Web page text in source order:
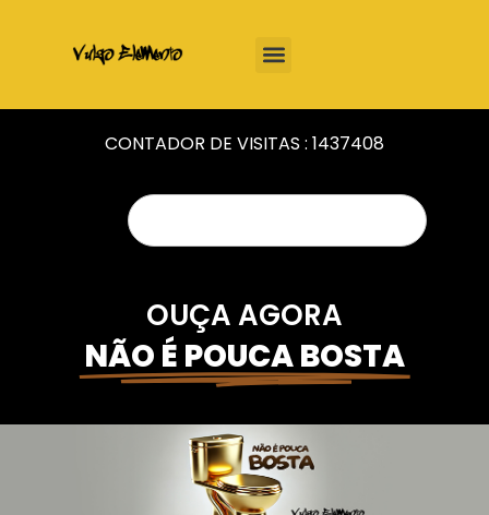
CONTADOR DE VISITAS : 1437408
OUÇA AGORA
NÃO É POUCA BOSTA